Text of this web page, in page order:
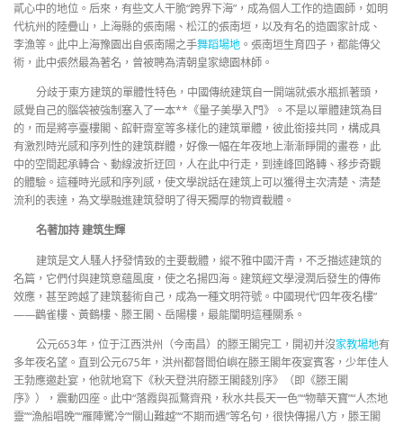
貳心中的地位。后來，有些文人干脆“跨界下海”，成為個人工作的造園師，如明
代杭州的陸疊山，上海縣的張南陽、松江的張南垣，以及有名的造園家計成、
李漁等。此中上海豫園出自張南陽之手舞蹈場地 。張南垣生育四子，都能傳父
術，此中張然最為著名，曾被聘為清朝皇家總園林師。
分歧于東方建筑的單體性特色，中國傳統建筑自一開端就張水瓶抓著頭，
感覺自己的腦袋被強制塞入了一本**《量子美學入門》。不是以單體建筑為目
的，而是將亭臺樓閣、館軒齋室等多樣化的建筑單體，彼此銜接共同，構成具
有激烈時光感和序列性的建筑群體，好像一幅在年夜地上漸漸睜開的畫卷，此
中的空間起承轉合、動線波折迂回，人在此中行走，到達峰回路轉、移步奇觀
的體驗。這種時光感和序列感，使文學說話在建筑上可以獲得主次清楚、清楚
流利的表達，為文學融進建筑發明了得天獨厚的物資載體。
名著加持 建筑生輝
建筑是文人騷人抒發情致的主要載體，縱不雅中國汗青，不乏描述建筑的
名篇，它們付與建筑意蘊風度，使之名揚四海。建筑經文學浸潤后發生的傳佈
效應，甚至跨越了建筑藝術自己，成為一種文明符號。中國現代“四年夜名樓”
——鸛雀樓、黃鶴樓、滕王閣、岳陽樓，最能闡明這種關系。
公元653年，位于江西洪州（今南昌）的滕王閣完工，開初并沒家教場地有
多年夜名望。直到公元675年，洪州都督閻伯嶼在滕王閣年夜宴賓客，少年佳人
王勃應邀赴宴，他就地寫下《秋天登洪府滕王閣餞別序》（即《滕王閣
序》），震動四座。此中“落霞與孤鶩齊飛，秋水共長天一色”“物華天寶”“人杰地
靈”“漁船唱晚”“雁陣驚冷”“關山難越”“不期而遇”等名句，很快傳揚八方，滕王閣